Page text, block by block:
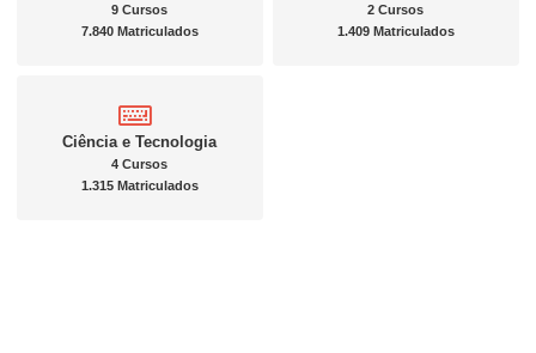
9 Cursos
7.840 Matriculados
2 Cursos
1.409 Matriculados
Ciência e Tecnologia
4 Cursos
1.315 Matriculados